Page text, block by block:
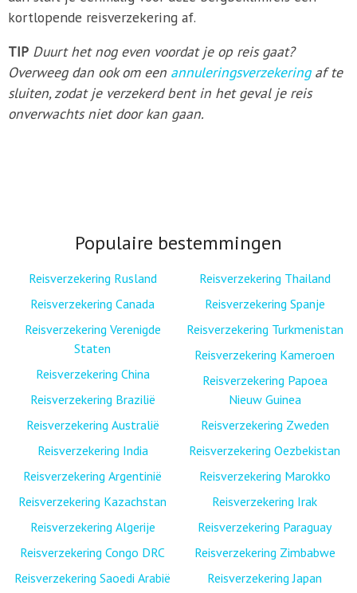
kortlopende reisverzekering af.
TIP Duurt het nog even voordat je op reis gaat?
Overweeg dan ook om een annuleringsverzekeringaf te
sluiten, zodat je verzekerd bent in het geval je reis
onverwachts niet door kan gaan.
Populaire bestemmingen
Reisverzekering Rusland
Reisverzekering Canada
Reisverzekering Verenigde
Staten
Reisverzekering China
Reisverzekering Brazilië
Reisverzekering Australië
Reisverzekering India
Reisverzekering Argentinië
Reisverzekering Kazachstan
Reisverzekering Algerije
Reisverzekering Congo DRC
Reisverzekering Saoedi Arabië
Reisverzekering Thailand
Reisverzekering Spanje
Reisverzekering Turkmenistan
Reisverzekering Kameroen
Reisverzekering Papoea
Nieuw Guinea
Reisverzekering Zweden
Reisverzekering Oezbekistan
Reisverzekering Marokko
Reisverzekering Irak
Reisverzekering Paraguay
Reisverzekering Zimbabwe
Reisverzekering Japan